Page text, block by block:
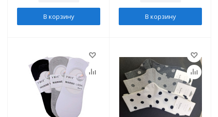
В корзину В корзину